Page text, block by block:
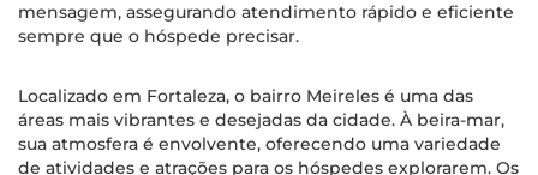
mensagem, assegurando atendimento rápido e eficiente
sempre que o hóspede precisar.
Localizado em Fortaleza, o bairro Meireles é uma das
áreas mais vibrantes e desejadas da cidade. À beira-mar,
sua atmosfera é envolvente, oferecendo uma variedade
de atividades e atrações para os hóspedes explorarem. Os